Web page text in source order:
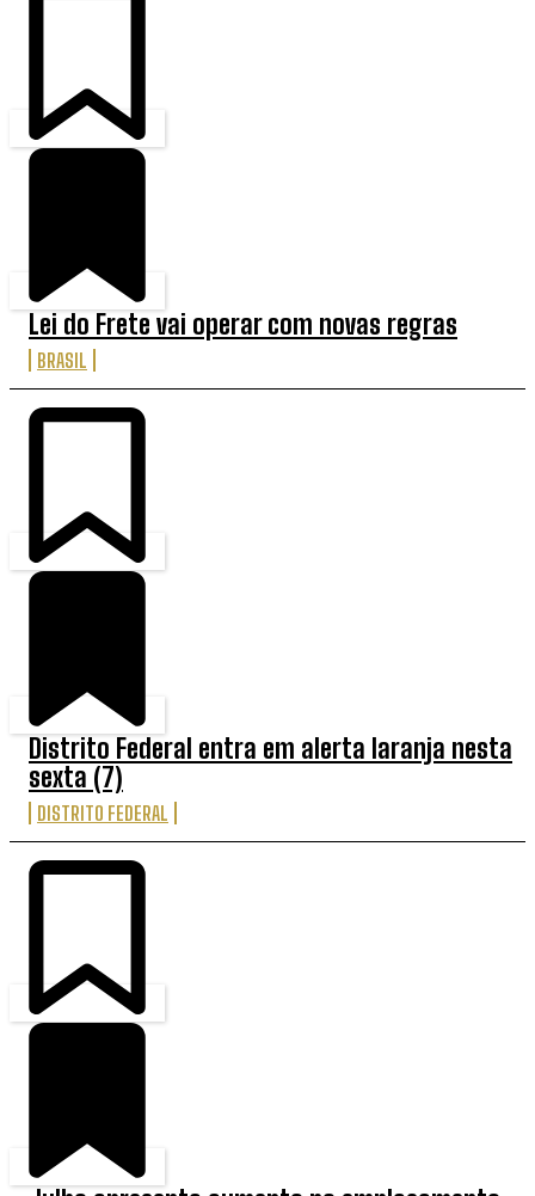
Lei do Frete vai operar com novas regras
BRASIL
Distrito Federal entra em alerta laranja nesta
sexta (7)
DISTRITO FEDERAL